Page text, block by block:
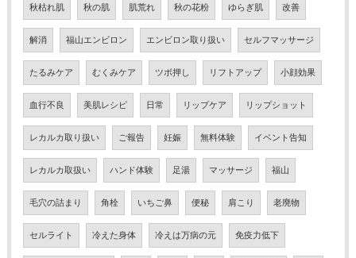
秋枯れ肌 秋の肌 肌荒れ 秋の花粉 ゆらぎ肌 改善
解消 福山エンビロン エンビロン取り扱い セルフマッサージ
たるみケア むくみケア ツボ押し リフトアップ 小顔効果
血行不良 美肌レシピ 日常 リップケア リップショット
レカルカ取り扱い ご報告 妊娠 無料体験 イベント告知
レカルカ取扱い ハンド体験 足湯 マッサージ 福山
毛穴の詰まり 角栓 いちご鼻 便秘 肩こり 老廃物
セルライト 冷えた身体 冷えは万病の元 免疫力低下